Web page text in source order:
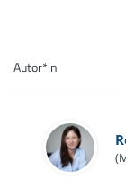
Autor*in